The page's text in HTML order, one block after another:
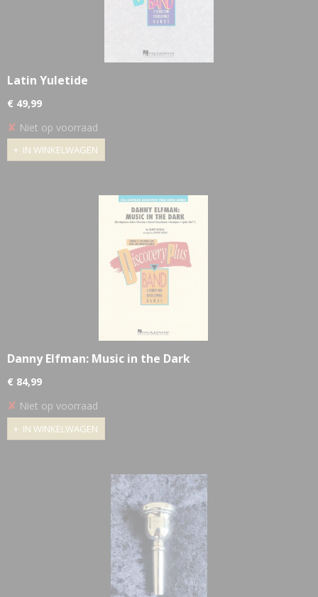
Latin Yuletide
€ 49,99
✘ Niet op voorraad
IN WINKELWAGEN
Danny Elfman: Music in the Dark
€ 84,99
✘ Niet op voorraad
IN WINKELWAGEN